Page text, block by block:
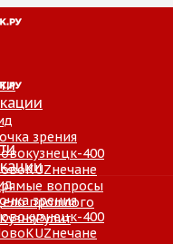
зрения
400
вопросы
прошлого
зрения
400